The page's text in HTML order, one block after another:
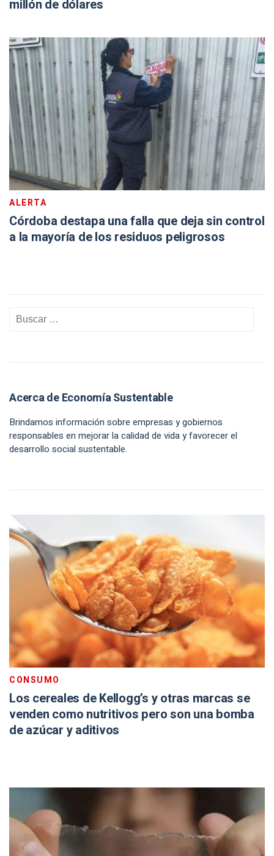
millón de dólares
ALERTA
Córdoba destapa una falla que deja sin control
a la mayoría de los residuos peligrosos
Acerca de Economía Sustentable
Brindamos información sobre empresas y gobiernos
responsables en mejorar la calidad de vida y favorecer el
desarrollo social sustentable.
CONSUMO
Los cereales de Kellogg’s y otras marcas se
venden como nutritivos pero son una bomba
de azúcar y aditivos